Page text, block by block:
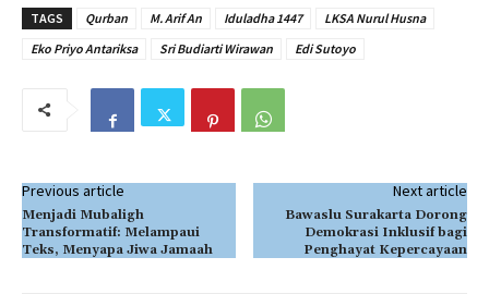
TAGS Qurban M. Arif An Iduladha 1447
LKSA Nurul Husna
Eko Priyo Antariksa
Sri Budiarti Wirawan Edi Sutoyo
Previous article
Menjadi Mubaligh
Transformatif: Melampaui
Teks, Menyapa Jiwa Jamaah
Next article
Bawaslu Surakarta Dorong
Demokrasi Inklusif bagi
Penghayat Kepercayaan